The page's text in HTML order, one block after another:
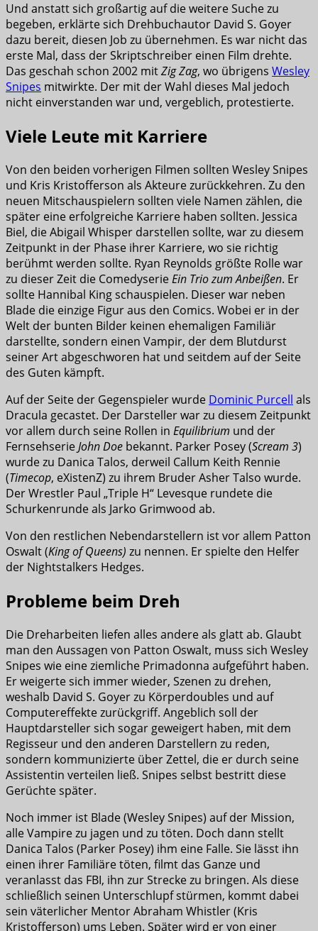
Und anstatt sich großartig auf die weitere Suche zu
begeben, erklärte sich Drehbuchautor David S. Goyer
dazu bereit, diesen Job zu übernehmen. Es war nicht das
erste Mal, dass der Skriptschreiber einen Film drehte.
Das geschah schon 2002 mitZig Zag, wo übrigens Wesley
Snipes mitwirkte. Der mit der Wahl dieses Mal jedoch
nicht einverstanden war und, vergeblich, protestierte.
Viele Leute mit Karriere
Von den beiden vorherigen Filmen sollten Wesley Snipes
und Kris Kristofferson als Akteure zurückkehren. Zu den
neuen Mitschauspielern sollten viele Namen zählen, die
später eine erfolgreiche Karriere haben sollten. Jessica
Biel, die Abigail Whisper darstellen sollte, war zu diesem
Zeitpunkt in der Phase ihrer Karriere, wo sie richtig
berühmt werden sollte. Ryan Reynolds größte Rolle war
zu dieser Zeit die ComedyserieEin Trio zum Anbeißen. Er
sollte Hannibal King schauspielen. Dieser war neben
Blade die einzige Figur aus den Comics. Wobei er in der
Welt der bunten Bilder keinen ehemaligen Familiär
darstellte, sondern einen Vampir, der dem Blutdurst
seiner Art abgeschworen hat und seitdem auf der Seite
des Guten kämpft.
Auf der Seite der Gegenspieler wurde Dominic Purcell als
Dracula gecastet. Der Darsteller war zu diesem Zeitpunkt
vor allem durch seine Rollen in Equilibrium und der
FernsehserieJohn Doe bekannt. Parker Posey (Scream 3)
wurde zu Danica Talos, derweil Callum Keith Rennie
(Timecop, eXistenZ) zu ihrem Bruder Asher Talso wurde.
Der Wrestler Paul „Triple H“ Levesque rundete die
Schurkenrunde als Jarko Grimwood ab.
Von den restlichen Nebendarstellern ist vor allem Patton
Oswalt (King of Queens) zu nennen. Er spielte den Helfer
der Nightstalkers Hedges.
Probleme beim Dreh
Die Dreharbeiten liefen alles andere als glatt ab. Glaubt
man den Aussagen von Patton Oswalt, muss sich Wesley
Snipes wie eine ziemliche Primadonna aufgeführt haben.
Er weigerte sich immer wieder, Szenen zu drehen,
weshalb David S. Goyer zu Körperdoubles und auf
Computereffekte zurückgriff. Angeblich soll der
Hauptdarsteller sich sogar geweigert haben, mit dem
Regisseur und den anderen Darstellern zu reden,
sondern kommunizierte über Zettel, die er durch seine
Assistentin verteilen ließ. Snipes selbst bestritt diese
Gerüchte später.
Noch immer ist Blade (Wesley Snipes) auf der Mission,
alle Vampire zu jagen und zu töten. Doch dann stellt
Danica Talos (Parker Posey) ihm eine Falle. Sie lässt ihn
einen ihrer Familiäre töten, filmt das Ganze und
veranlasst das FBI, ihn zur Strecke zu bringen. Als diese
schließlich seinen Unterschlupf stürmen, kommt dabei
sein väterlicher Mentor Abraham Whistler (Kris
Kristofferson) ums Leben. Später wird er von einer